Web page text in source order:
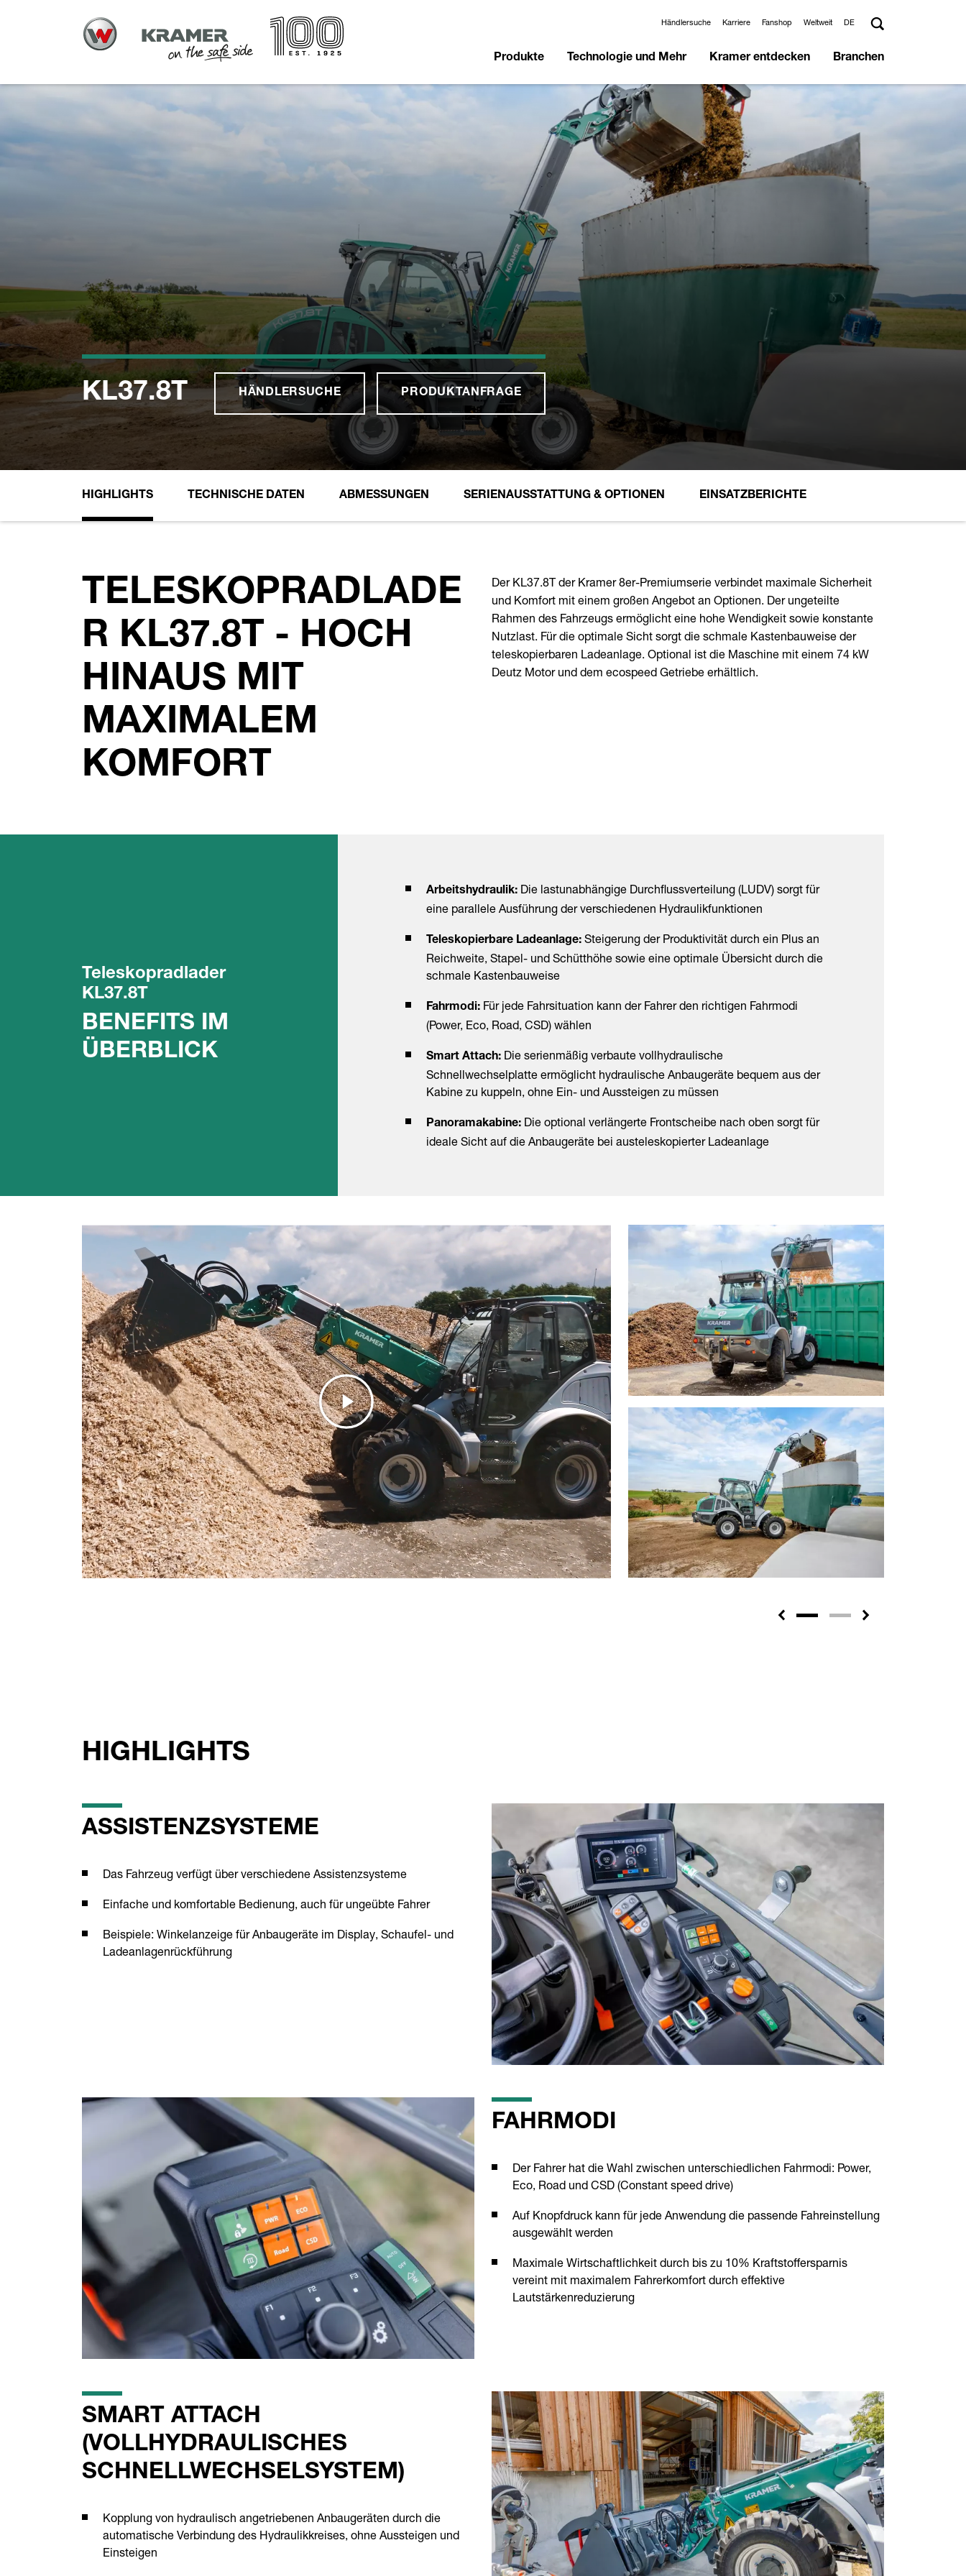
Händlersuche Karriere Fanshop Weltweit DE
Produkte Technologie und Mehr Kramer entdecken Branchen
KL37.8T HÄNDLERSUCHE PRODUKTANFRAGE
HIGHLIGHTS TECHNISCHE DATEN ABMESSUNGEN SERIENAUSSTATTUNG & OPTIONEN EINSATZBERICHTE
TELESKOPRADLADE
R KL37.8T - HOCH
HINAUS MIT
MAXIMALEM
KOMFORT
Der KL37.8T der Kramer 8er-Premiumserie verbindet maximale Sicherheit
und Komfort mit einem großen Angebot an Optionen. Der ungeteilte
Rahmen des Fahrzeugs ermöglicht eine hohe Wendigkeit sowie konstante
Nutzlast. Für die optimale Sicht sorgt die schmale Kastenbauweise der
teleskopierbaren Ladeanlage. Optional ist die Maschine mit einem 74 kW
Deutz Motor und dem ecospeed Getriebe erhältlich.
Teleskopradlader
KL37.8T
BENEFITS IM
ÜBERBLICK
Arbeitshydraulik: Die lastunabhängige Durchflussverteilung (LUDV) sorgt für
eine parallele Ausführung der verschiedenen Hydraulikfunktionen
Teleskopierbare Ladeanlage: Steigerung der Produktivität durch ein Plus an
Reichweite, Stapel- und Schütthöhe sowie eine optimale Übersicht durch die
schmale Kastenbauweise
Fahrmodi: Für jede Fahrsituation kann der Fahrer den richtigen Fahrmodi
(Power, Eco, Road, CSD) wählen
Smart Attach: Die serienmäßig verbaute vollhydraulische
Schnellwechselplatte ermöglicht hydraulische Anbaugeräte bequem aus der
Kabine zu kuppeln, ohne Ein- und Aussteigen zu müssen
Panoramakabine: Die optional verlängerte Frontscheibe nach oben sorgt für
ideale Sicht auf die Anbaugeräte bei austeleskopierter Ladeanlage
Previous Next
HIGHLIGHTS
ASSISTENZSYSTEME
Das Fahrzeug verfügt über verschiedene Assistenzsysteme
Einfache und komfortable Bedienung, auch für ungeübte Fahrer
Beispiele: Winkelanzeige für Anbaugeräte im Display, Schaufel- und
Ladeanlagenrückführung
FAHRMODI
Der Fahrer hat die Wahl zwischen unterschiedlichen Fahrmodi: Power,
Eco, Road und CSD (Constant speed drive)
Auf Knopfdruck kann für jede Anwendung die passende Fahreinstellung
ausgewählt werden
Maximale Wirtschaftlichkeit durch bis zu 10% Kraftstoffersparnis
vereint mit maximalem Fahrerkomfort durch effektive
Lautstärkenreduzierung
SMART ATTACH
(VOLLHYDRAULISCHES
SCHNELLWECHSELSYSTEM)
Kopplung von hydraulisch angetriebenen Anbaugeräten durch die
automatische Verbindung des Hydraulikkreises, ohne Aussteigen und
Einsteigen